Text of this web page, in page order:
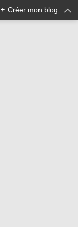
+ Créer mon blog